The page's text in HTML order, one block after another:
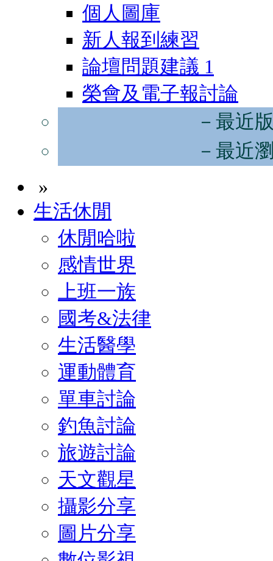
個人圖庫
新人報到練習
論壇問題建議 1
榮會及電子報討論
－最近
－最近
»
生活休閒
休閒哈啦
感情世界
上班一族
國考&法律
生活醫學
運動體育
單車討論
釣魚討論
旅遊討論
天文觀星
攝影分享
圖片分享